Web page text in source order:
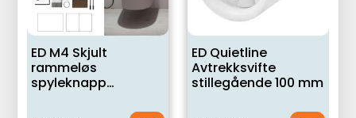
ED M4 Skjult
rammeløs
spyleknapp
ED Quietline
Avtrekksvifte
stillegående 100 mm